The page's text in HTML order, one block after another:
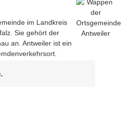
im Landkreis
Sie gehört der
an. Antweiler ist ein